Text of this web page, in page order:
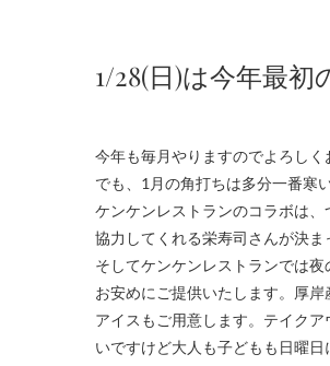
1/28(日)は今年最初
今年も毎月やりますのでよろし
でも、1月の角打ちは多分一番寒
ケンケンレストランのコラボは
協力してくれる栄寿司さんが決ま
そしてケンケンレストランでは
お安めにご提供いたします。厚岸
アイスもご用意します。テイク
いですけど大人も子どもも日曜